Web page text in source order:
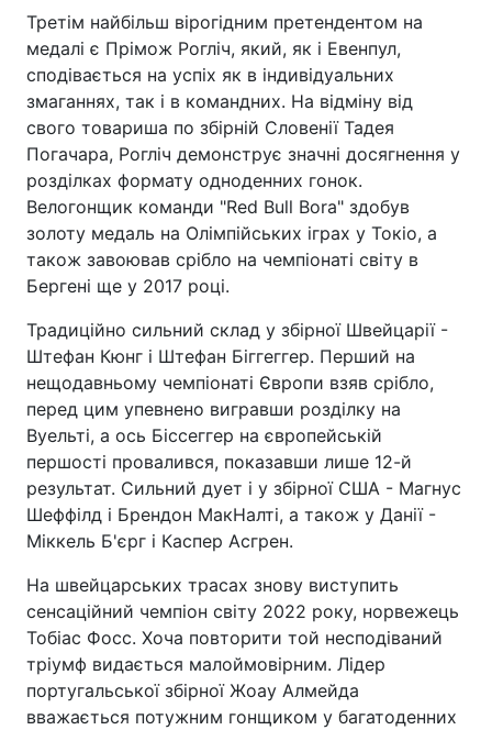
Третім найбільш вірогідним претендентом на
медалі є Прімож Рогліч, який, як і Евенпул,
сподівається на успіх як в індивідуальних
змаганнях, так і в командних. На відміну від
свого товариша по збірній Словенії Тадея
Погачара, Рогліч демонструє значні досягнення у
розділках формату одноденних гонок.
Велогонщик команди "Red Bull Bora" здобув
золоту медаль на Олімпійських іграх у Токіо, а
також завоював срібло на чемпіонаті світу в
Бергені ще у 2017 році.
Традиційно сильний склад у збірної Швейцарії -
Штефан Кюнг і Штефан Біггеггер. Перший на
нещодавньому чемпіонаті Європи взяв срібло,
перед цим упевнено вигравши розділку на
Вуельті, а ось Біссеггер на європейській
першості провалився, показавши лише 12-й
результат. Сильний дует і у збірної США - Магнус
Шеффілд і Брендон МакНалті, а також у Данії -
Міккель Б'єрг і Каспер Асгрен.
На швейцарських трасах знову виступить
сенсаційний чемпіон світу 2022 року, норвежець
Тобіас Фосс. Хоча повторити той несподіваний
тріумф видається малоймовірним. Лідер
португальської збірної Жоау Алмейда
вважається потужним гонщиком у багатоденних